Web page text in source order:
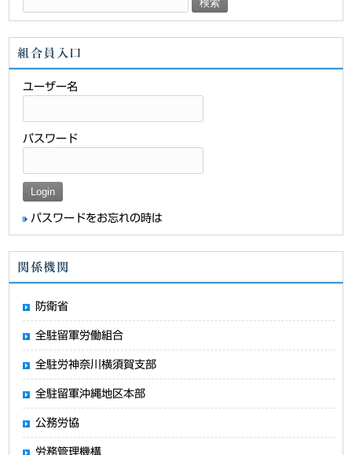
索:
組合員入口
ユーザー名
パスワード
パスワードをお忘れの時は
関係機関
防衛省
全駐留軍労働組合
全駐労神奈川横須賀支部
全駐留軍沖縄地区本部
公務労協
労務管理機構